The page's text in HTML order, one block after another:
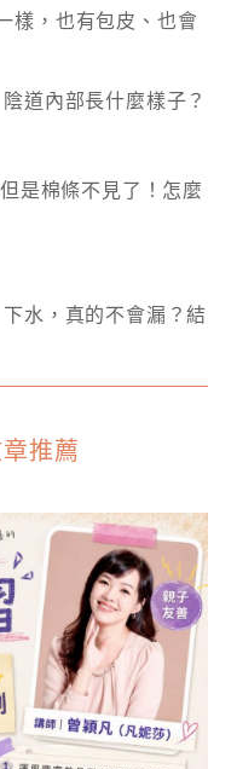
樣，也有包皮、也會
道內部長什麼樣子？
是棉條不見了！怎麼
水，真的不會漏？結
推薦